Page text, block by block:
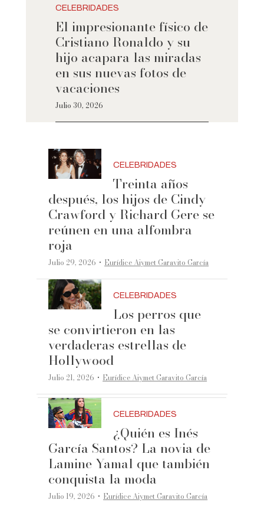
CELEBRIDADES
El impresionante físico de
Cristiano Ronaldo y su
hijo acapara las miradas
en sus nuevas fotos de
vacaciones
Julio 30, 2026
CELEBRIDADES
Treinta años
después, los hijos de Cindy
Crawford y Richard Gere se
reúnen en una alfombra
roja
Julio 29, 2026 ·Eurídice Aiymet Garavito García
CELEBRIDADES
Los perros que
se convirtieron en las
verdaderas estrellas de
Hollywood
Julio 21, 2026 ·Eurídice Aiymet Garavito García
CELEBRIDADES
¿Quién es Inés
García Santos? La novia de
Lamine Yamal que también
conquista la moda
Julio 19, 2026 ·Eurídice Aiymet Garavito García